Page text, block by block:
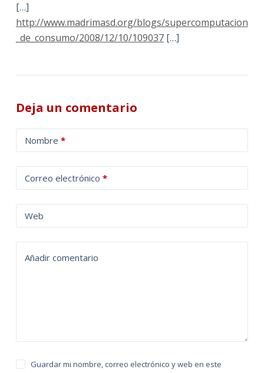
[…]
http://www.madrimasd.org/blogs/supercomputacion
_de_consumo/2008/12/10/109037[…]
Deja un comentario
Nombre *
Correo electrónico *
Web
Añadir comentario
Guardar mi nombre, correo electrónico y web en este
l
t
a
t